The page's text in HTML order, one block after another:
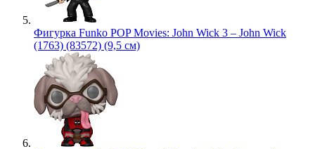
Фигурка Funko POP Movies: John Wick 3 – John Wick
(1763) (83572) (9,5 см)